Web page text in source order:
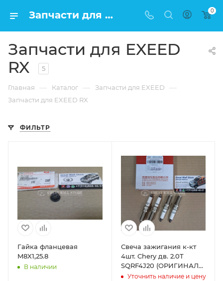
Запчасти для EXEED RX по низкой цене в Москве 0
Запчасти для EXEED
RX
5
Главная — Каталог — Запчасти для EXEED —
Запчасти для EXEED RX
ФИЛЬТР
Гайка фланцевая
M8X1,25.8
В наличии
Свеча зажигания к-кт
4шт. Chery дв. 2.0T
SQRF4J20 (ОРИГИНАЛ
TORCH LDK7RKI
Уточнить наличие и цену